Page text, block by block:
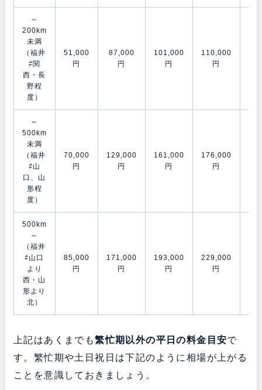
～
200km
未満
（福井
⇄関
西・長
野程
度）
51,000
円
87,000
円
101,000
円
110,000
円
～
500km
未満
（福井
⇄山
口、山
形程
度）
70,000
円
129,000
円
161,000
円
176,000
円
500km
～
（福井
⇄山口
より
西・山
形より
北）
85,000
円
171,000
円
193,000
円
229,000
円
上記はあくまでも繁忙期以外の平日の料金目安で
す。繁忙期や土日祝日は下記のように相場が上がる
ことを意識しておきましょう。